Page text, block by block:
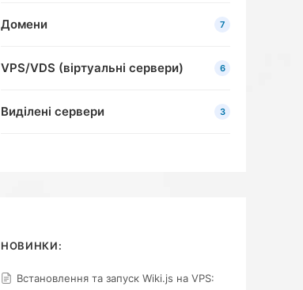
Домени 7
VPS/VDS (віртуальні сервери) 6
Виділені сервери 3
НОВИНКИ:
Встановлення та запуск Wiki.js на VPS: